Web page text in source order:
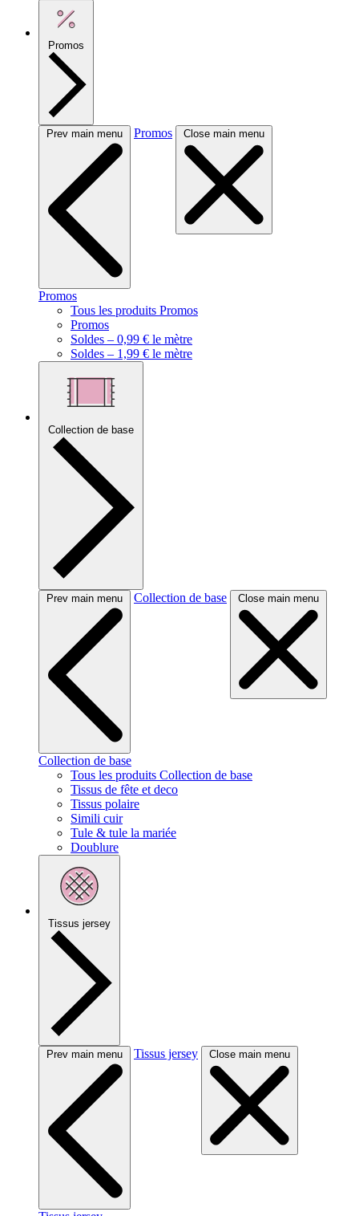
Promos
Prev main menu Promos Close main menu
Promos
Tous les produits Promos
Promos
Soldes – 0,99 € le mètre
Soldes – 1,99 € le mètre
Collection de base
Prev main menu Collection de base Close main menu
Collection de base
Tous les produits Collection de base
Tissus de fête et deco
Tissus polaire
Simili cuir
Tule & tule la mariée
Doublure
Tissus jersey
Prev main menu Tissus jersey Close main menu